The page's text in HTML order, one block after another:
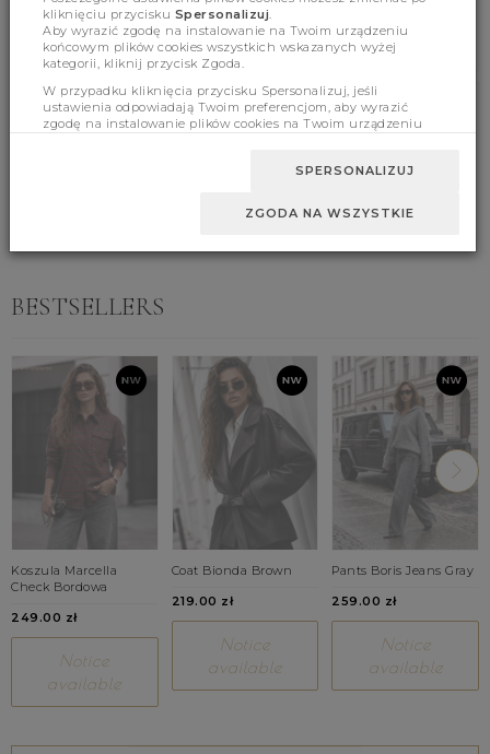
Product features
BESTSELLERS
Koszula Marcella
Check Bordowa
249.00 zł
Notice
available
Coat Bionda Brown
219.00 zł
Notice
available
Pants Boris Jeans Gray
259.00 zł
Notice
available
kliknięciu przycisku Spersonalizuj.
Aby wyrazić zgodę na instalowanie na Twoim urządzeniu
końcowym plików cookies wszystkich wskazanych wyżej
kategorii, kliknij przycisk Zgoda.
W przypadku kliknięcia przycisku Spersonalizuj, jeśli
ustawienia odpowiadają Twoim preferencjom, aby wyrazić
zgodę na instalowanie plików cookies na Twoim urządzeniu
SPERSONALIZUJ
ZGODA NA WSZYSTKIE